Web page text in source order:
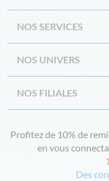
NOS SERVICES
NOS UNIVERS
NOS FILIALES
Profitez de 10% de
en vous
Des